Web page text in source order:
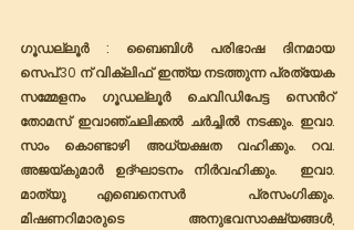
ഗൂഡല്ലൂർ : ബൈബിൾ പരിഭാഷ ദിനമായ
സെപ്.30 ന് വിക്ലിഫ് ഇന്ത്യ നടത്തുന്ന പ്രത്യേക
സമ്മേളനം ഗൂഡല്ലൂർ ചെവിഡിപേട്ട സെൻറ്
തോമസ് ഇവാഞ്ചലിക്കൽ ചർച്ചിൽ നടക്കും. ഇവാ.
സാം കൊണ്ടാഴി അധ്യക്ഷത വഹിക്കും. റവ.
അജയ്കുമാർ ഉദ്ഘാടനം നിർവഹിക്കും.  ഇവാ.
മാത്യു എബെനെസർ  പ്രസംഗിക്കും.
മിഷണറിമാരുടെ അനുഭവസാക്ഷ്യങ്ങൾ,